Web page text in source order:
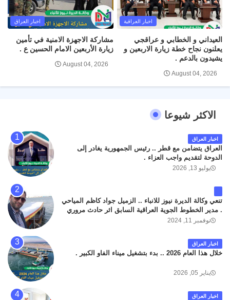
اخبار العراقية
العيداني و الخطابي و عراقجي
يعلنون نجاح خطة زيارة الاربعين و
يشيدون بالدعم .
August 04, 2026
اخبار العراق
مشاركة الاجهزة الامنية في تأمين
زيارة الأربعين الامام الحسين ع .
August 04, 2026
الاكثر شيوعا
اخبار العراق
العراق يتضامن مع قطر .. رئيس الجمهورية يغادر إلى
الدوحة لتقديم واجب العزاء .
يوليو 13, 2026
تنعي وكالة الديرة نيوز للانباء .. الزميل جواد كاظم المياحي
. مدير الخطوط الجوية العراقية السابق اثر حادث مروري
داخل مطار البصرة الدولي اليوم الاثنين على الطريق
كان سبب الحادث يعود لتصادم عجلته مع عجلة نوع كيا بنكو
تابعة لشركة الهلال الماسكة لإعمار مطار البصرة الدولي .
سائلين الله عز وجل ان يتغمد الفقيد بواسع رحمته ، و انا
نوفمبر 11, 2024
اخبار العراق
خلال هذا العام 2026 .. بدء بتشغيل ميناء الفاو الكبير .
يناير 05, 2026
اخبار العراق